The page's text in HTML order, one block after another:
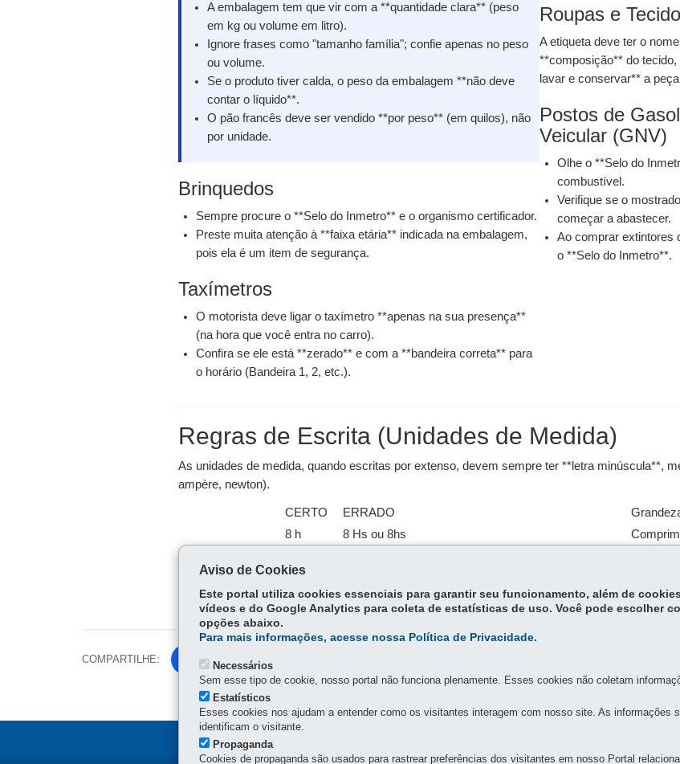
A embalagem tem que vir com a **quantidade clara** (peso
em kg ou volume em litro).
Ignore frases como "tamanho família"; confie apenas no peso
ou volume.
Se o produto tiver calda, o peso da embalagem **não deve
contar o líquido**.
O pão francês deve ser vendido **por peso** (em quilos), não
por unidade.
Brinquedos
Sempre procure o **Selo do Inmetro** e o organismo certificador.
Preste muita atenção à **faixa etária** indicada na embalagem,
pois ela é um item de segurança.
Taxímetros
O motorista deve ligar o taxímetro **apenas na sua presença**
(na hora que você entra no carro).
Confira se ele está **zerado** e com a **bandeira correta** para
o horário (Bandeira 1, 2, etc.).
Roupas e
A etiqueta deve ter o
**composição** do
lavar e conservar** a
Postos de
Veicular (GNV)
Olhe o **Selo do
combustível.
Verifique se o
começar a abastecer.
Ao comprar extintores
o **Selo do Inmetro**.
Regras de Escrita (Unidades de Medida)
As unidades de medida, quando escritas por extenso, devem sempre ter **letra minúscula**,
ampère, newton).
CERTO
ERRADO
8 h
8 Hs ou 8hs
30 s
COMPARTILHE:
Fa
ce
bo
ok
Tw
itt
er
Aviso de Cookies
Este portal utiliza cookies essenciais para garantir seu funcionamento, além de
vídeos e do Google Analytics para coleta de estatísticas de uso. Você pode escolher
opções abaixo.
Para mais informações, acesse nossa Política de Privacidade.
Necessários
Sem esse tipo de cookie, nosso portal não funciona plenamente. Esses cookies não coletam
Estatísticos
Esses cookies nos ajudam a entender como os visitantes interagem com nosso site. As informações
identificam o visitante.
Propaganda
Cookies de propaganda são usados para rastrear preferências dos visitantes em nosso Portal